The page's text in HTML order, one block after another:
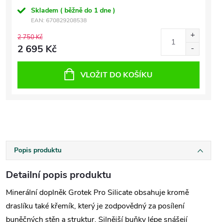
Skladem ( běžně do 1 dne )
EAN: 670829208538
2 750 Kč
2 695 Kč
VLOŽIT DO KOŠÍKU
Popis produktu
Detailní popis produktu
Minerální doplněk Grotek Pro Silicate obsahuje kromě
draslíku také křemík, který je zodpovědný za posílení
buněčných stěn a struktur. Silnější buňky lépe snášejí